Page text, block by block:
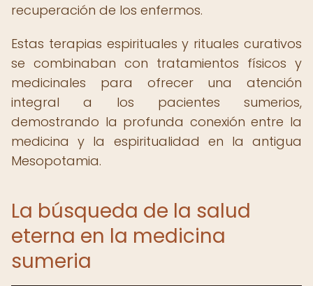
recuperación de los enfermos.
Estas terapias espirituales y rituales curativos
se combinaban con tratamientos físicos y
medicinales para ofrecer una atención
integral a los pacientes sumerios,
demostrando la profunda conexión entre la
medicina y la espiritualidad en la antigua
Mesopotamia.
La búsqueda de la salud
eterna en la medicina
sumeria